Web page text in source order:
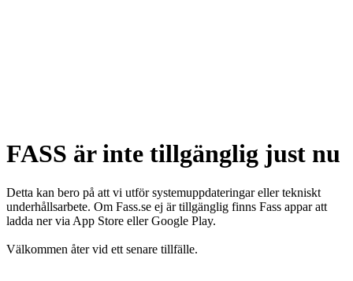
FASS är inte tillgänglig just nu
Detta kan bero på att vi utför systemuppdateringar eller tekniskt
underhållsarbete. Om Fass.se ej är tillgänglig finns Fass appar att
ladda ner via App Store eller Google Play.
Välkommen åter vid ett senare tillfälle.